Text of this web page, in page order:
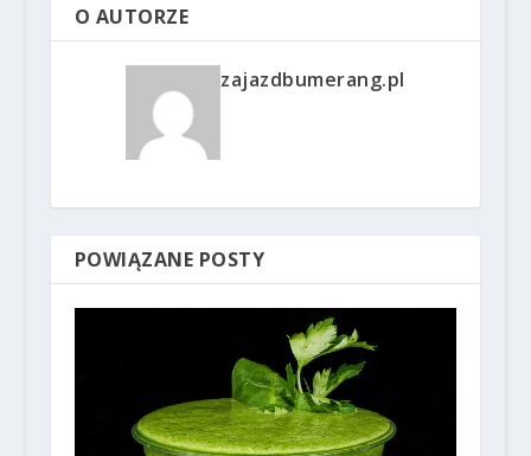
O AUTORZE
zajazdbumerang.pl
POWIĄZANE POSTY